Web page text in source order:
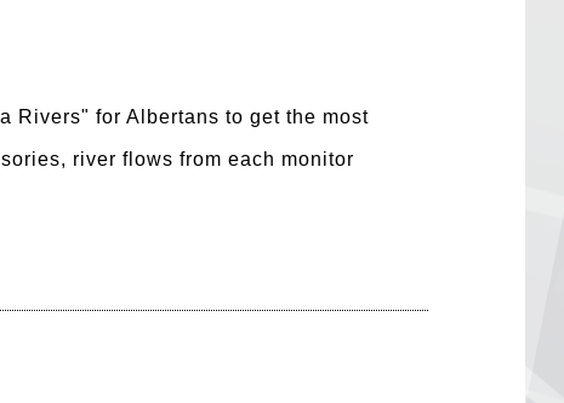
Rivers" for Albertans to get the most
river flows from each monitor